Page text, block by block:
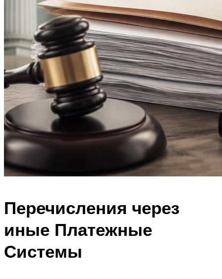
Перечисления через
иные Платежные
Системы